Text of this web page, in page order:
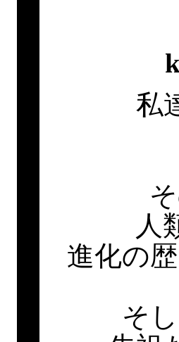
私
人
進化の
そ